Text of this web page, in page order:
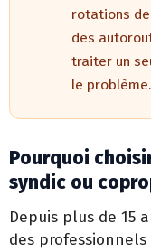
rotations
des
traiter un
le problème.
Pourquoi
syndic ou
Depuis plus de 15
des